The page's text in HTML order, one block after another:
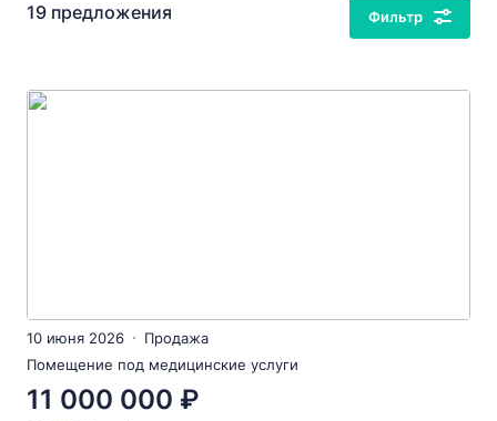
19 предложения Фильтр
10 июня 2026
Продажа
Помещение под медицинские услуги
11 000 000 ₽